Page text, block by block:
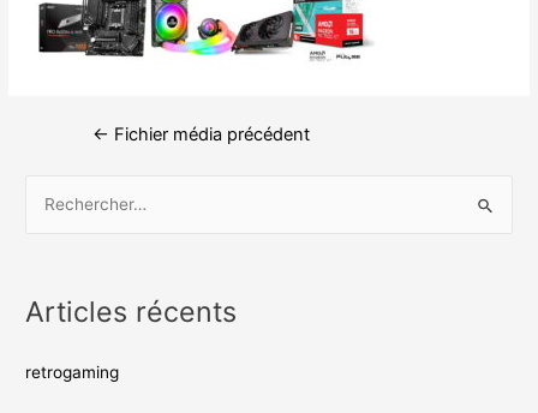
← Fichier média précédent
Articles récents
retrogaming